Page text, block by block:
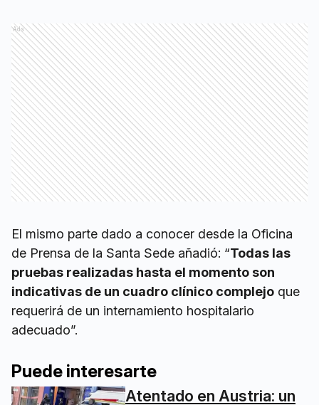
Ads
El mismo parte dado a conocer desde la Oficina
de Prensa de la Santa Sede añadió: “Todas las
pruebas realizadas hasta el momento son
indicativas de un cuadro clínico complejo que
requerirá de un internamiento hospitalario
adecuado”.
Puede interesarte
Atentado en Austria: un